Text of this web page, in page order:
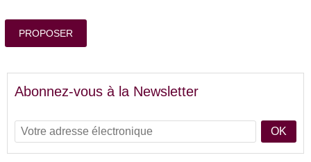
PROPOSER
Abonnez-vous à la Newsletter
OK